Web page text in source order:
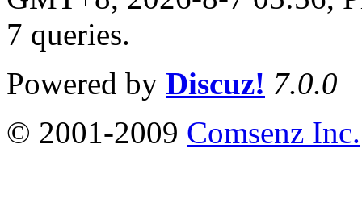
7 queries.
Powered by Discuz! 7.0.0
© 2001-2009 Comsenz Inc.